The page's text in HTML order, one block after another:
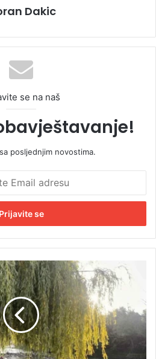
Dakic
se na naš
posljednjim novostima.